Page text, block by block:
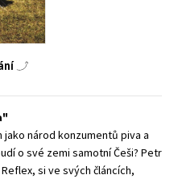
tituly
jako národ konzumentů piva a
o své zemi samotní Češi? Petr
si ve svých článcích,